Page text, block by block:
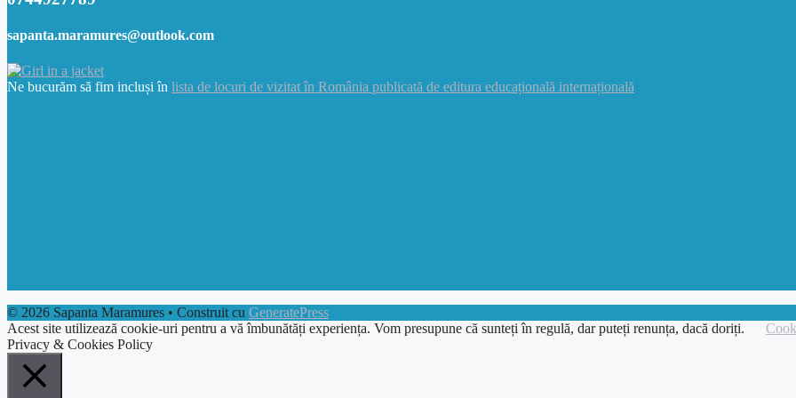
sapanta.maramures@outlook.com
Ne bucurăm să fim incluși în lista de locuri de vizitat în România publicată de editura educațională internațională
© 2026 Sapanta Maramures • Construit cu GeneratePress
Acest site utilizează cookie-uri pentru a vă îmbunătăți experiența. Vom presupune că sunteți în regulă, dar puteți renunța, dacă doriți.
Privacy & Cookies Policy